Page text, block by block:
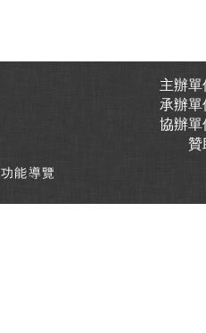
主辦
承辦
協辦單
贊
功能導覽